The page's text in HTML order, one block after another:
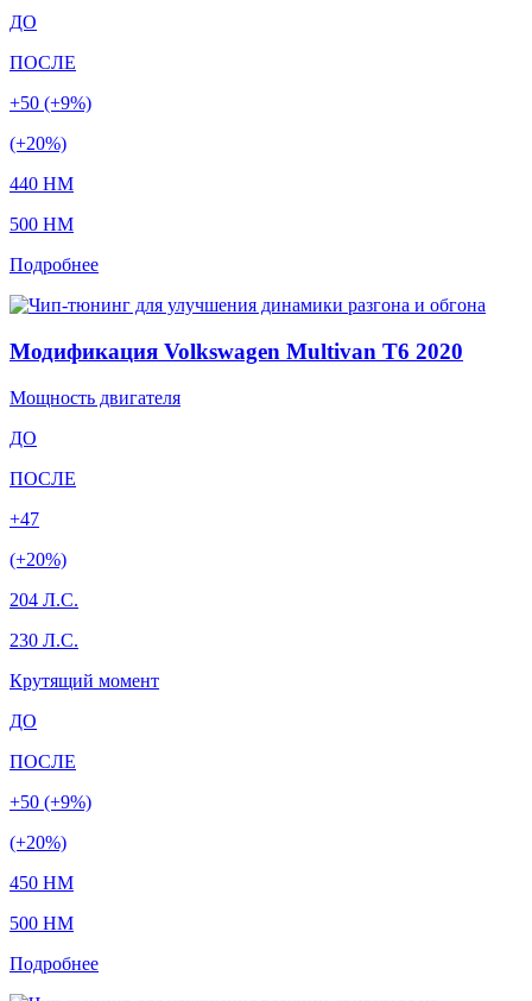
ДО
ПОСЛЕ
+50 (+9%)
(+20%)
440 HM
500 HM
Подробнее
Модификация Volkswagen Multivan T6 2020
Мощность двигателя
ДО
ПОСЛЕ
+47
(+20%)
204 Л.С.
230 Л.С.
Крутящий момент
ДО
ПОСЛЕ
+50 (+9%)
(+20%)
450 HM
500 HM
Подробнее